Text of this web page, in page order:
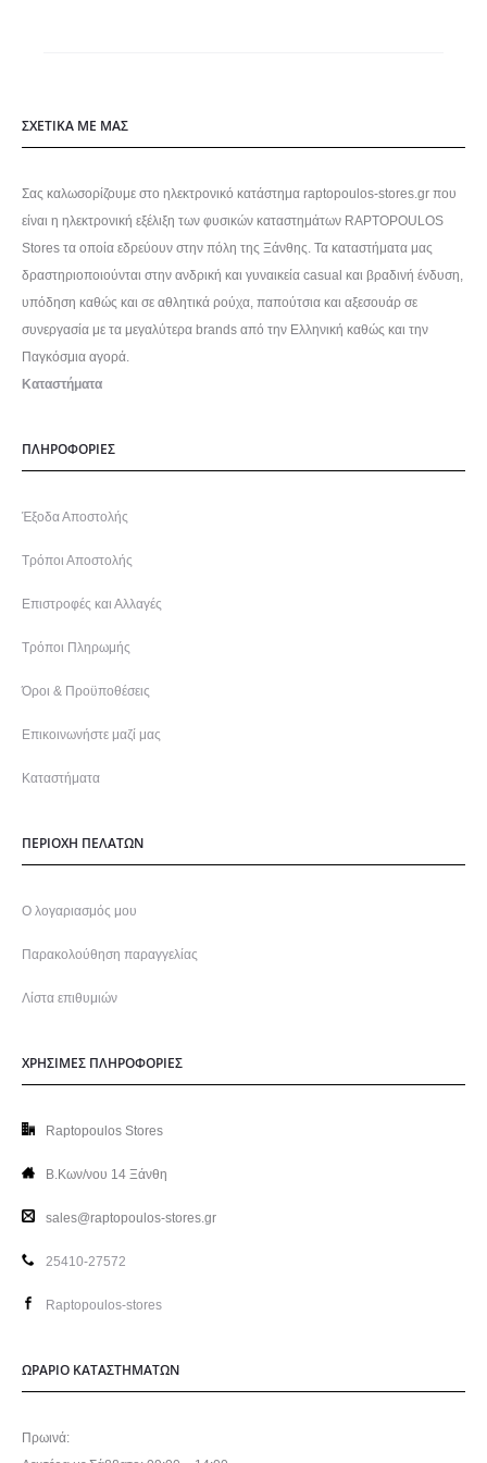
ΣΧΕΤΙΚΑ ΜΕ ΜΑΣ
Σας καλωσορίζουμε στο ηλεκτρονικό κατάστημα raptopoulos-stores.gr που
είναι η ηλεκτρονική εξέλιξη των φυσικών καταστημάτων RAPTOPOULOS
Stores τα οποία εδρεύουν στην πόλη της Ξάνθης. Τα καταστήματα μας
δραστηριοποιούνται στην ανδρική και γυναικεία casual και βραδινή ένδυση,
υπόδηση καθώς και σε αθλητικά ρούχα, παπούτσια και αξεσουάρ σε
συνεργασία με τα μεγαλύτερα brands από την Ελληνική καθώς και την
Παγκόσμια αγορά.
Καταστήματα
ΠΛΗΡΟΦΟΡΙΕΣ
Έξοδα Αποστολής
Τρόποι Αποστολής
Επιστροφές και Αλλαγές
Τρόποι Πληρωμής
Όροι & Προϋποθέσεις
Επικοινωνήστε μαζί μας
Καταστήματα
ΠΕΡΙΟΧΗ ΠΕΛΑΤΩΝ
Ο λογαριασμός μου
Παρακολούθηση παραγγελίας
Λίστα επιθυμιών
ΧΡΗΣΙΜΕΣ ΠΛΗΡΟΦΟΡΙΕΣ
Raptopoulos Stores
Β.Κων/νου 14 Ξάνθη
sales@raptopoulos-stores.gr
25410-27572
Raptopoulos-stores
ΩΡΑΡΙΟ ΚΑΤΑΣΤΗΜΑΤΩΝ
Πρωινά: